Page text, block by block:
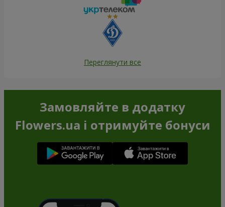
Переглянути все
Замовляйте в додатку
Flowers.ua і отримуйте бонуси